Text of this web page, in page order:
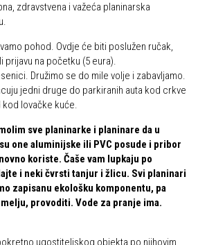
zdravstvena i važeća planinarska
pohod. Ovdje će biti poslužen ručak,
prijavu na početku (5 eura).
Družimo se do mile volje i zabavljamo.
jedni druge do parkiranih auta kod crkve
kod lovačke kuće.
sve planinarke i planinare da u
one aluminijske ili PVC posude i pribor
koriste. Čaše vam lupkaju po
i neki čvrsti tanjur i žlicu. Svi planinari
zapisanu ekološku komponentu, pa
provoditi. Vode za pranje ima.
ugostiteljskog objekta po njihovim